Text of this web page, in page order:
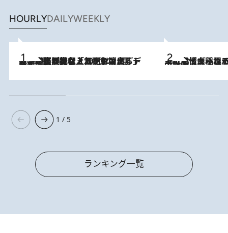
HOURLYDAILYWEEKLY
2026.8.5
【なぜ吉沢亮は「気配を消せる」のか？】興行収入208億の『国宝』を経て挑むミュージカル『ディア・エヴァン・ハンセン』。トップ俳優が舞台上でさらけ出した“孤独”とは 2026.8.5
下町風情あふれる台北屈指の人気エリア・大稲埕でセンスのいい台湾土産《ヴ
1 / 5
ランキング一覧